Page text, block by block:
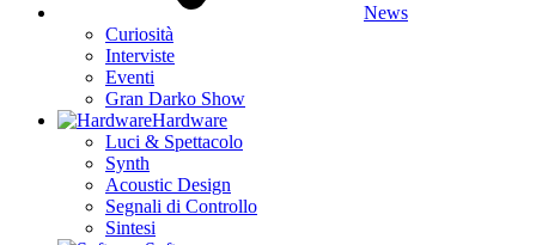
News
Curiosità
Interviste
Eventi
Gran Darko Show
Hardware
Luci & Spettacolo
Synth
Acoustic Design
Segnali di Controllo
Sintesi